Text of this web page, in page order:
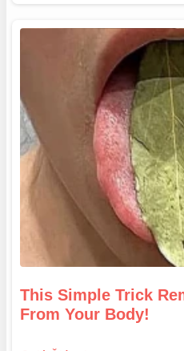
This Simple Trick
From Your Body!